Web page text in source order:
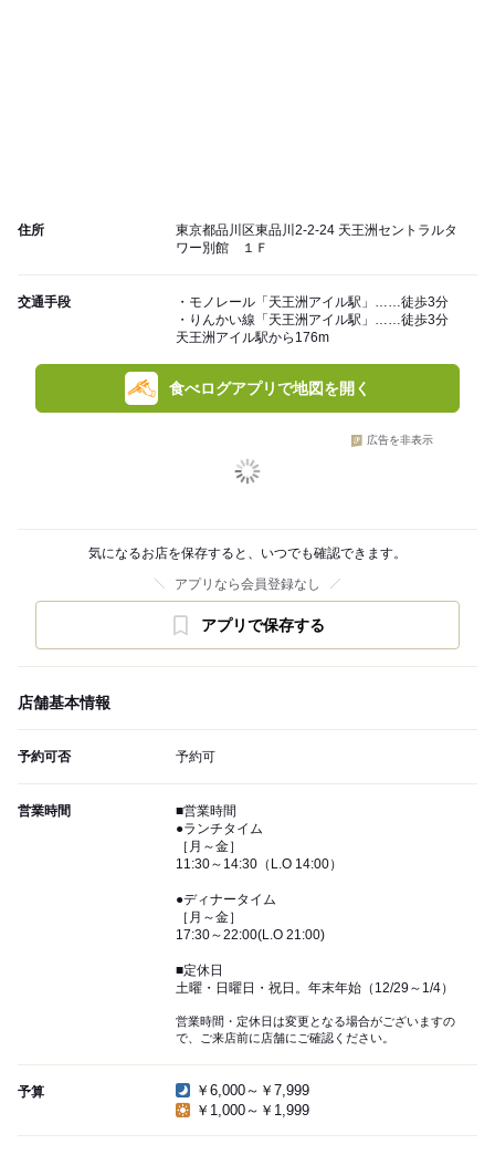
住所
東京都品川区東品川2-2-24 天王洲セントラルタ
ワー別館 １Ｆ
交通手段
・モノレール「天王洲アイル駅」……徒歩3分
・りんかい線「天王洲アイル駅」……徒歩3分
天王洲アイル駅から176m
食べログアプリで地図を開く
広告を非表示
気になるお店を保存すると、いつでも確認できます。
アプリなら会員登録なし
アプリで保存する
店舗基本情報
予約可否 予約可
営業時間
■営業時間
●ランチタイム
［月～金］
11:30～14:30（L.O 14:00）
●ディナータイム
［月～金］
17:30～22:00(L.O 21:00)
■定休日
土曜・日曜日・祝日。年末年始（12/29～1/4）
営業時間・定休日は変更となる場合がございますの
で、ご来店前に店舗にご確認ください。
予算
￥6,000～￥7,999
￥1,000～￥1,999